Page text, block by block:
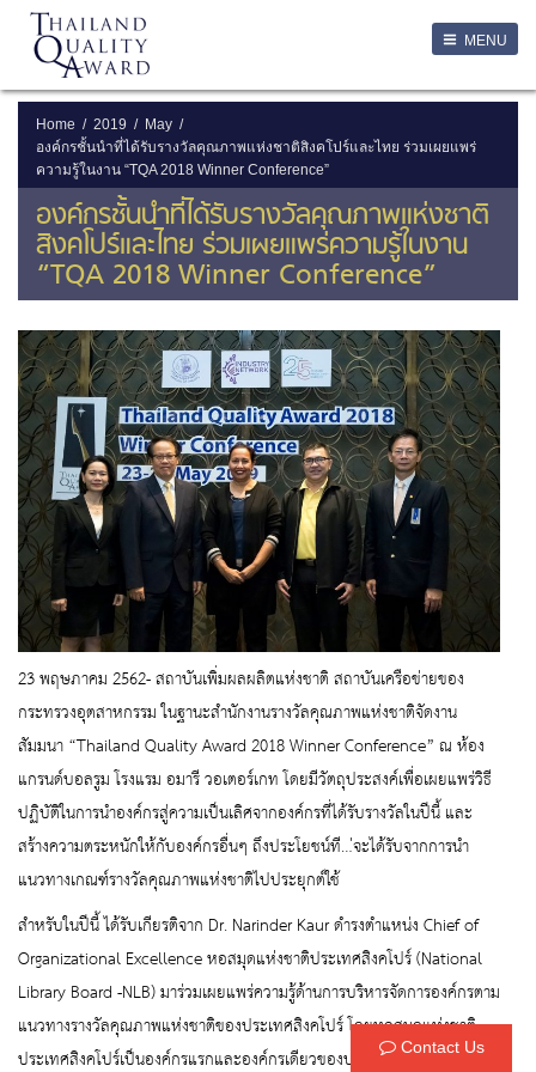
MENU
Home 2019
May
องค์กรชั้นนำที่ได้รับรางวัลคุณภาพแห่งชาติสิงคโปร์และไทย ร่วมเผยแพร่
ความรู้ในงาน “TQA 2018 Winner Conference”
องค์กรชั้นนำที่ได้รับรางวัลคุณภาพแห่งชาติ
สิงคโปร์และไทย ร่วมเผยแพร่ความรู้ในงาน
“TQA 2018 Winner Conference”
23 พฤษภาคม 2562- สถาบันเพิ่มผลผลิตแห่งชาติ สถาบันเครือข่ายของ
กระทรวงอุตสาหกรรม ในฐานะสำนักงานรางวัลคุณภาพแห่งชาติจัดงาน
สัมมนา “Thailand Quality Award 2018 Winner Conference” ณ ห้อง
แกรนด์บอลรูม โรงแรม อมารี วอเตอร์เกท โดยมีวัตถุประสงค์เพื่อเผยแพร่วิธี
ปฏิบัติในการนำองค์กรสู่ความเป็นเลิศจากองค์กรที่ได้รับรางวัลในปีนี้ และ
สร้างความตระหนักให้กับองค์กรอื่นๆ ถึงประโยชน์ที…่จะได้รับจากการนำ
แนวทางเกณฑ์รางวัลคุณภาพแห่งชาติไปประยุกต์ใช้
สำหรับในปีนี้ ได้รับเกียรติจาก Dr. Narinder Kaur ดำรงตำแหน่ง Chief of
Organizational Excellence หอสมุดแห่งชาติประเทศสิงคโปร์ (National
Library Board -NLB) มาร่วมเผยแพร่ความรู้ด้านการบริหารจัดการองค์กรตาม
แนวทางรางวัลคุณภาพแห่งชาติของประเทศสิงคโปร์ โดยหอสมุดแห่งชาติ
ประเทศสิงคโปร์เป็นองค์กรแรกและองค์กรเดียวของประเทศสิงคโปร์ ที่ได้รับ
Contact Us
Username
Remember Me
ลืมรหัสผ่าน
SERVICES